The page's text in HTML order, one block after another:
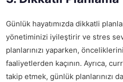
Günlük hayatımızda dikkatli
yönetiminizi iyileştirir ve stres
planlarınızı yaparken,
faaliyetlerden kaçının. Ayrıca,
takip etmek, günlük planlarınızı